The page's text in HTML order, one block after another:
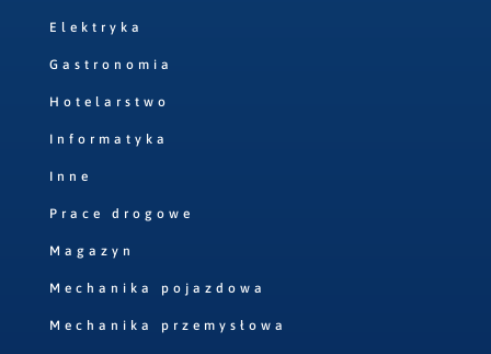
Elektryka
Gastronomia
Hotelarstwo
Informatyka
Inne
Prace drogowe
Magazyn
Mechanika pojazdowa
Mechanika przemysłowa